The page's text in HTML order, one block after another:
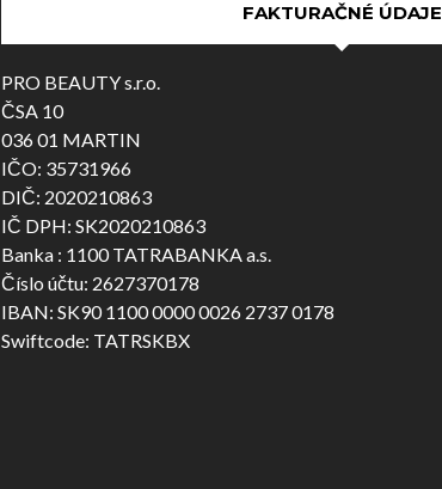
FAKTURAČNÉ ÚDAJE
PRO BEAUTY s.r.o.
ČSA 10
036 01 MARTIN
IČO: 35731966
DIČ: 2020210863
IČ DPH: SK2020210863
Banka : 1100 TATRABANKA a.s.
Číslo účtu: 2627370178
IBAN: SK90 1100 0000 0026 2737 0178
Swiftcode: TATRSKBX